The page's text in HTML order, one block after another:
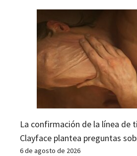
La confirmación de la línea de
Clayface plantea preguntas
6 de agosto de 2026